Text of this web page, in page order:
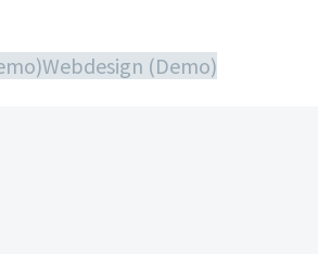
Webdesign (Demo)